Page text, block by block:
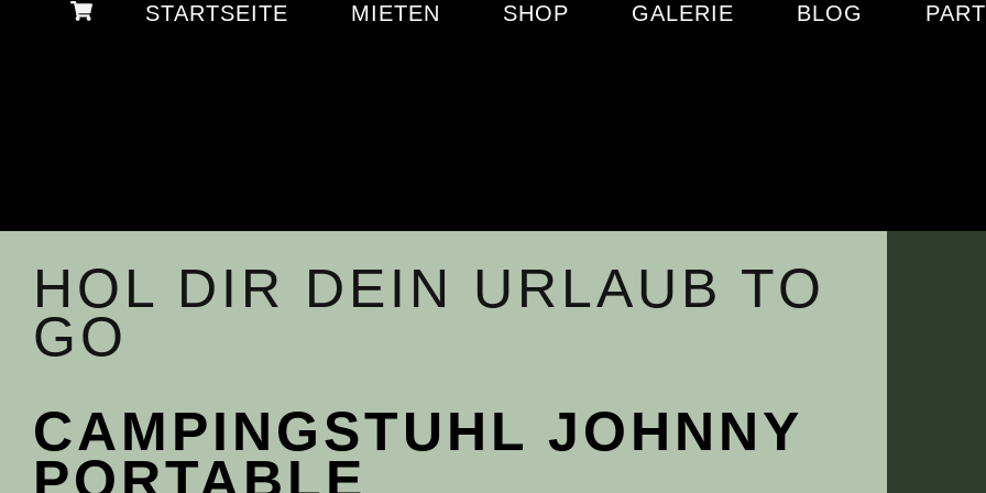
STARTSEITE MIETEN SHOP GALERIE BLOG
HOL DIR DEIN URLAUB TO
GO
CAMPINGSTUHL JOHNNY
PORTABLE